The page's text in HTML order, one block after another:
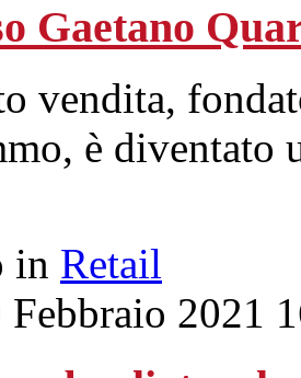
Gaetano
vendita,
è diventato
in Retail
Febbraio 2021